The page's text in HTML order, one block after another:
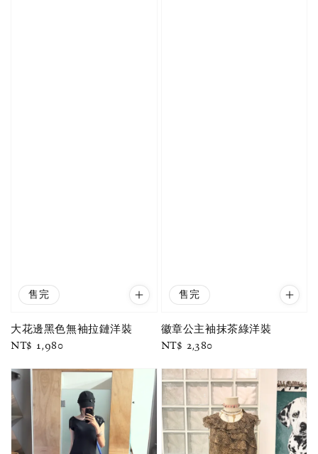
售完
大花邊黑色無袖拉鏈洋裝
Regular
NT$ 1,980
售完
徽章公主袖抹茶綠洋裝
Regular
NT$ 2,380